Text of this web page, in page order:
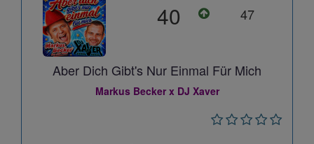
40 47
Aber Dich Gibt's Nur Einmal Für Mich
Markus Becker x DJ Xaver